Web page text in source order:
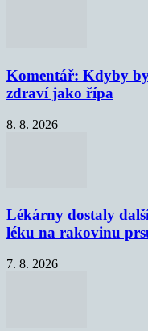
Komentář: Kdyby
zdraví jako řípa
8. 8. 2026
Lékárny dostaly
léku na rakovinu
7. 8. 2026